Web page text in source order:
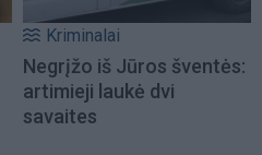
Kriminalai
Negrįžo iš Jūros šventės:
artimieji laukė dvi
savaites